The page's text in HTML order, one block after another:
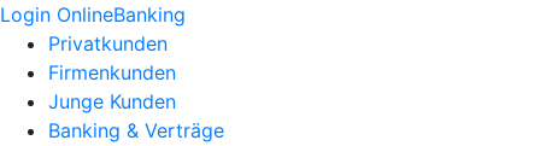
Login OnlineBanking
Privatkunden
Firmenkunden
Junge Kunden
Banking & Verträge